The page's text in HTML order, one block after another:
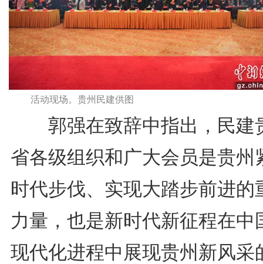
活动现场。贵州民建供图
郭强在致辞中指出，民建
省各级组织和广大会员是贵州
时代步伐、实现大踏步前进的
力量，也是新时代新征程在中
现代化进程中展现贵州新风采